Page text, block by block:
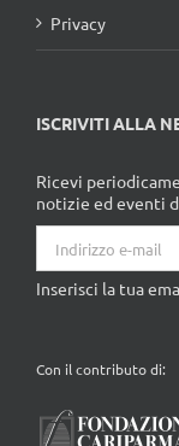
Privacy
ISCRIVITI ALLA
Ricevi
notizie ed eventi
Inserisci la tua
Con il contributo di: